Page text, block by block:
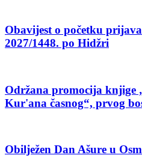
Obavijest o početku
2027/1448. po Hidžri
Održana promocija knjige
Kur'ana časnog“, prvog
Obilježen Dan Ašure u